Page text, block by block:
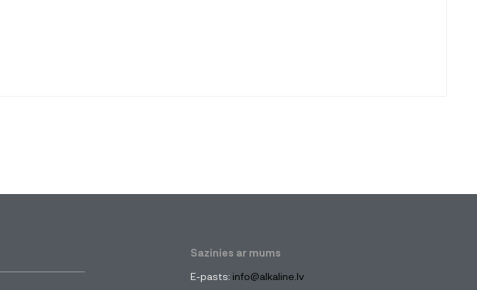
Sazinies ar mums
E-pasts: info@alkaline.lv